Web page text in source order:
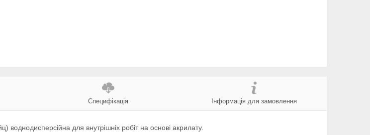
Специфікація Інформація для замовлення
воднодисперсійна для внутрішніх робіт на основі акрилату.